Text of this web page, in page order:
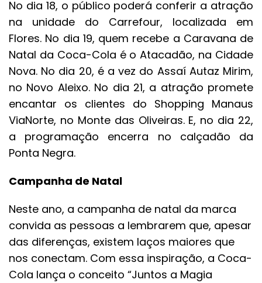
No dia 18, o público poderá conferir a atração
na unidade do Carrefour, localizada em
Flores. No dia 19, quem recebe a Caravana de
Natal da Coca-Cola é o Atacadão, na Cidade
Nova. No dia 20, é a vez do Assaí Autaz Mirim,
no Novo Aleixo. No dia 21, a atração promete
encantar os clientes do Shopping Manaus
ViaNorte, no Monte das Oliveiras. E, no dia 22,
a programação encerra no calçadão da
Ponta Negra.
Campanha de Natal
Neste ano, a campanha de natal da marca
convida as pessoas a lembrarem que, apesar
das diferenças, existem laços maiores que
nos conectam. Com essa inspiração, a Coca-
Cola lança o conceito “Juntos a Magia